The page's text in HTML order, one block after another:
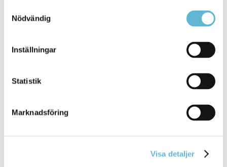
Nödvändig
Inställningar
Statistik
Marknadsföring
Visa detaljer
KONTAKT
Besöksadress
Box 18, 295 21 Bromölla